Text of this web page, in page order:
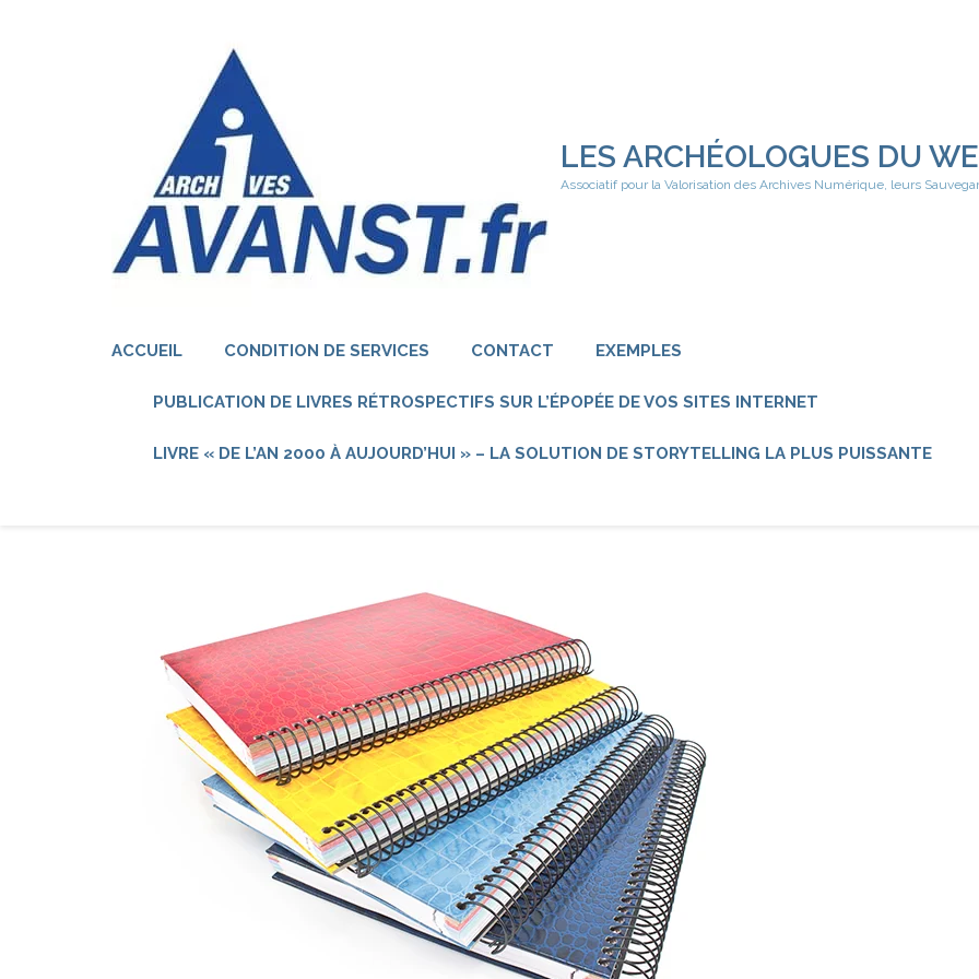
LES ARCHÉOLOGUES DU
Associatif pour la Valorisation des Archives Numérique, leurs
ACCUEIL CONDITION DE SERVICES CONTACT EXEMPLES
PUBLICATION DE LIVRES RÉTROSPECTIFS SUR L’ÉPOPÉE DE VOS SITES INTERNET
LIVRE « DE L’AN 2000 À AUJOURD’HUI » – LA SOLUTION DE STORYTELLING LA PLUS PUISSANTE